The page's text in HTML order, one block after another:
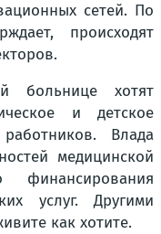
сетей. По
происходят
больнице хотят
и детское
Влада
медицинской
финансирования
услуг. Другими
как хотите.